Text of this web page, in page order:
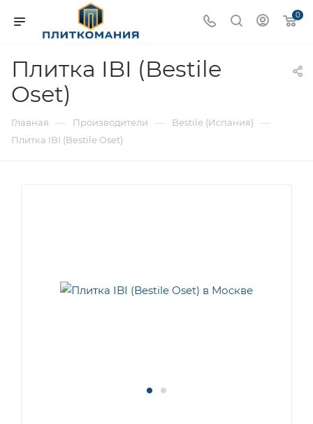
0
Плитка IBI (Bestile
Oset)
Главная — Производители — Bestile (Испания) —
Плитка IBI (Bestile Oset)